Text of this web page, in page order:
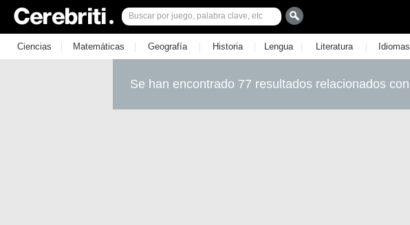
Ciencias | Matemáticas | Geografía | Historia | Lengua | Literatura | Idiomas
Se han encontrado 77 resultados relacionados con